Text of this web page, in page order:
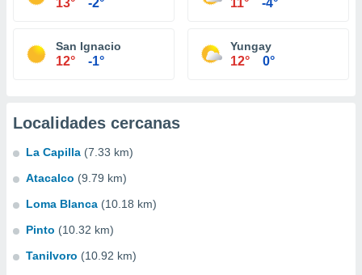
13° -2° 11° -4°
San Ignacio
12° -1°
Yungay
12° 0°
Localidades cercanas
La Capilla (7.33 km)
Atacalco (9.79 km)
Loma Blanca (10.18 km)
Pinto (10.32 km)
Tanilvoro (10.92 km)